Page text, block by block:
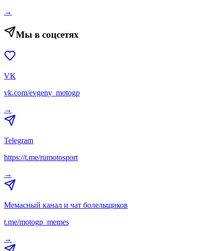
→
Мы в соцсетях
VK
vk.com/evgeny_motogp
→
Telegram
https://t.me/rumotosport
→
Мемасный канал и чат болельщиков
t.me/motogp_memes
→